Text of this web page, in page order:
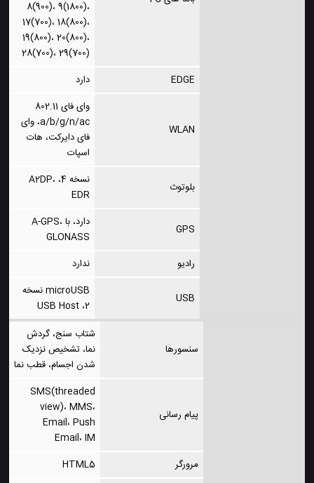
8(900)، 9(1800)،
17(700)، 18(800)،
19(800)، 20(800)،
28(700)، 29(700)
EDGE
دارد
WLAN
وای فای 802.11
a/b/g/n/ac، وای
فای دایرکت، هات
اسپات
بلوتوث
نسخه 4، A2DP،
EDR
GPS
دارد، با A-GPS،
GLONASS
رادیو
ندارد
USB
microUSB نسخه
2، USB Host
سنسورها
شتاب سنج، گردش
نما، تشخیص نزدیک
شدن اجسام، قطب نما
پیام رسانی
SMS(threaded
view)، MMS،
Email، Push
Email، IM
مرورگر
HTML5